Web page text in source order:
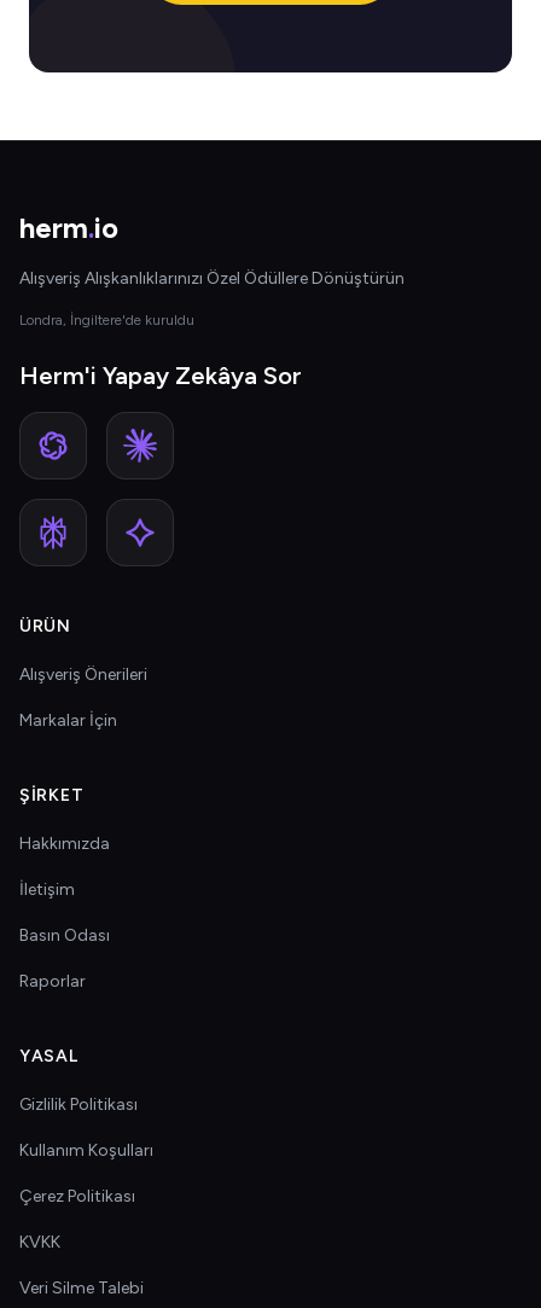
herm.io
Alışveriş Alışkanlıklarınızı Özel Ödüllere Dönüştürün
Londra, İngiltere'de kuruldu
Herm'i Yapay Zekâya Sor
ÜRÜN
Alışveriş Önerileri
Markalar İçin
ŞIRKET
Hakkımızda
İletişim
Basın Odası
Raporlar
YASAL
Gizlilik Politikası
Kullanım Koşulları
Çerez Politikası
KVKK
Veri Silme Talebi